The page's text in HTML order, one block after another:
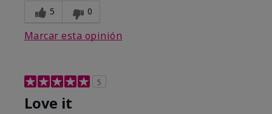
5 0
Marcar esta opinión
5
Love it